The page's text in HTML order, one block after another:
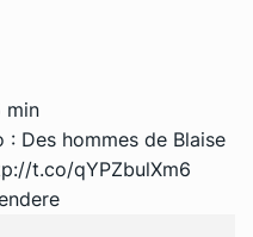
min
: Des hommes de Blaise
t.co/qYPZbulXm6